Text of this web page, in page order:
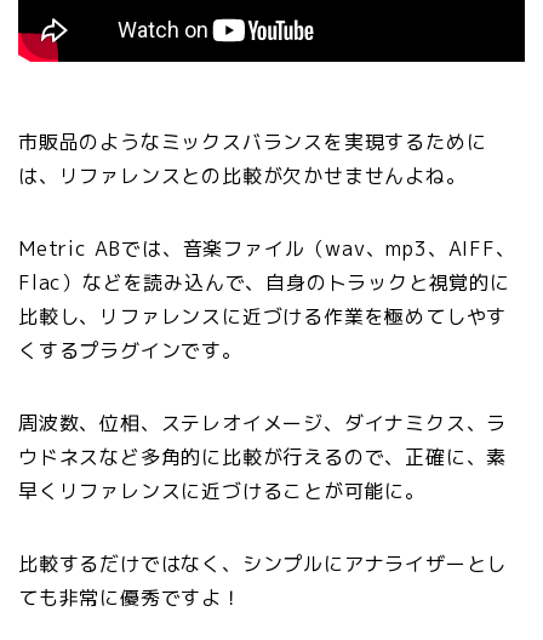
市販品のようなミックスバランスを実現するために
は、リファレンスとの比較が欠かせませんよね。
Metric ABでは、音楽ファイル（wav、mp3、AIFF、
Flac）などを読み込んで、自身のトラックと視覚的に
比較し、リファレンスに近づける作業を極めてしやす
くするプラグインです。
周波数、位相、ステレオイメージ、ダイナミクス、ラ
ウドネスなど多角的に比較が行えるので、正確に、素
早くリファレンスに近づけることが可能に。
比較するだけではなく、シンプルにアナライザーとし
ても非常に優秀ですよ！